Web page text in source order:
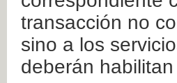
transacción no
sino a los
deberán